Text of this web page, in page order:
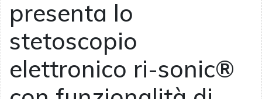
presenta lo
stetoscopio
elettronico ri-sonic®